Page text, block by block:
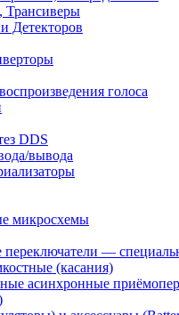
Трансиверы
Детекторов
голоса
DDS
вывода
микросхемы
—
(касания)
асинхронные